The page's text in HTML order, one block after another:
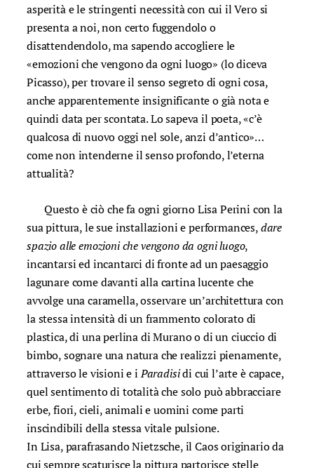
asperità e le stringenti necessità con cui il Vero si
presenta a noi, non certo fuggendolo o
disattendendolo, ma sapendo accogliere le
«emozioni che vengono da ogni luogo» (lo diceva
Picasso), per trovare il senso segreto di ogni cosa,
anche apparentemente insignificante o già nota e
quindi data per scontata. Lo sapeva il poeta, «c’è
qualcosa di nuovo oggi nel sole, anzi d’antico»…
come non intenderne il senso profondo, l’eterna
attualità?
Questo è ciò che fa ogni giorno Lisa Perini con la
sua pittura, le sue installazioni e performances,dare
spazio alle emozioni che vengono da ogni luogo,
incantarsi ed incantarci di fronte ad un paesaggio
lagunare come davanti alla cartina lucente che
avvolge una caramella, osservare un’architettura con
la stessa intensità di un frammento colorato di
plastica, di una perlina di Murano o di un ciuccio di
bimbo, sognare una natura che realizzi pienamente,
attraverso le visioni e iParadisidi cui l’arte è capace,
quel sentimento di totalità che solo può abbracciare
erbe, fiori, cieli, animali e uomini come parti
inscindibili della stessa vitale pulsione.
In Lisa, parafrasando Nietzsche, il Caos originario da
cui sempre scaturisce la pittura partorisce stelle